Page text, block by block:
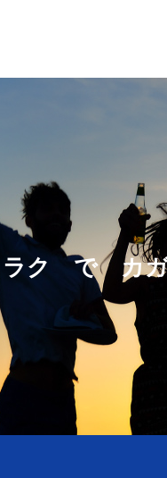
ラク で カガ